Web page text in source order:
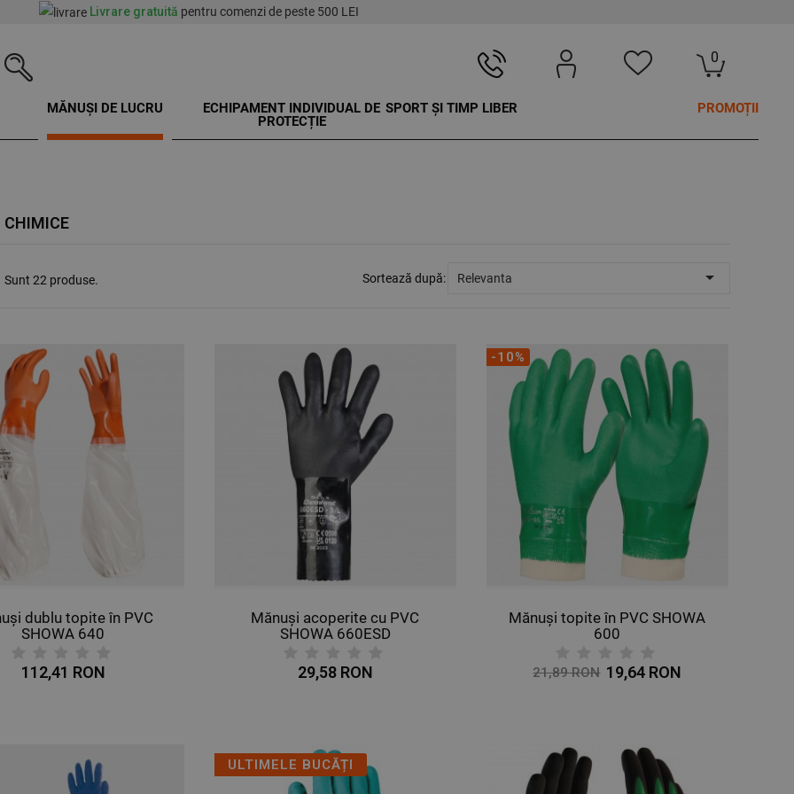
Livrare gratuită pentru comenzi de peste 500 LEI
0
MĂNUȘI DE LUCRU
ECHIPAMENT INDIVIDUAL DE
PROTECȚIE
SPORT ȘI TIMP LIBER PROMOȚII
CHIMICE
Sunt 22 produse. Sortează după: Relevanta 
dublu topite în PVC
SHOWA 640
112,41 RON
Mănuși acoperite cu PVC
SHOWA 660ESD
29,58 RON
-10%
Mănuși topite în PVC SHOWA
600
21,89 RON 19,64 RON
ULTIMELE BUCĂȚI